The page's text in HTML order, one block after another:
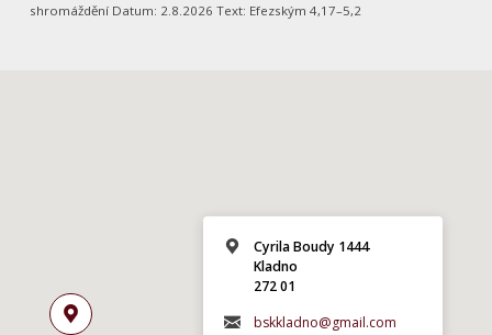
shromáždění Datum: 2.8.2026 Text: Efezským 4,17–5,2
Cyrila Boudy 1444
Kladno
272 01
bskkladno@gmail.com